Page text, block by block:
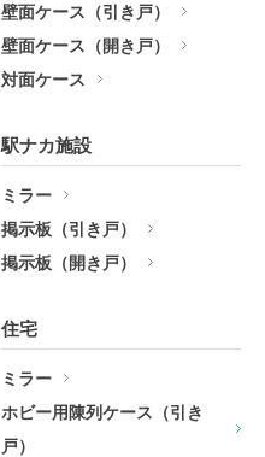
壁面ケース（引き戸）
壁面ケース（開き戸）
対面ケース
駅ナカ施設
ミラー
掲示板（引き戸）
掲示板（開き戸）
住宅
ミラー
ホビー用陳列ケース（引き
戸）